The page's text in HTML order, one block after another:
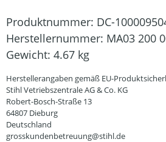
Produktnummer: DC-
Herstellernummer: MA03 200
Gewicht: 4.67 kg
Herstellerangaben gemäß EU-
Stihl Vetriebszentrale AG & Co. KG
Robert-Bosch-Straße 13
64807 Dieburg
Deutschland
grosskundenbetreuung@stihl.de